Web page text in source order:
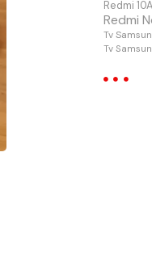
Redmi
Redmi
Tv
Tv